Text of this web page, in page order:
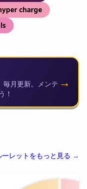
charge
毎月更新。メンテ
！
→
ーレットをもっと見る →